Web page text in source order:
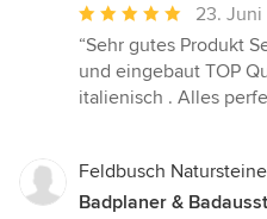
Durchschnittliche
Bewertung:
5
von
23.
“Sehr gutes Produkt
und eingebaut TOP
italienisch . Alles
Feldbusch Natursteine
Badplaner &